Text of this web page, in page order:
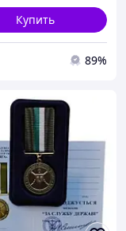
Купить
89%